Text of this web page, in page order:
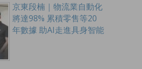
京東段楠｜物流業自動化
將達98% 累積零售等20
年數據 助AI走進具身智能